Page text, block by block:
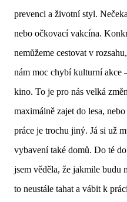
prevenci a životní styl.
nebo očkovací vakcína.
nemůžeme cestovat v
nám moc chybí kulturní akce
kino. To je pro nás velká
maximálně zajet do lesa,
práce je trochu jiný. Já si už
vybavení také domů. Do té
jsem věděla, že jakmile budu
to neustále tahat a vábit k